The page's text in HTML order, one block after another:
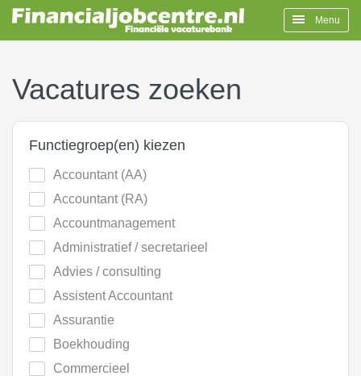
Menu
Vacatures zoeken
Functiegroep(en) kiezen
Accountant (AA)
Accountant (RA)
Accountmanagement
Administratief / secretarieel
Advies / consulting
Assistent Accountant
Assurantie
Boekhouding
Commercieel